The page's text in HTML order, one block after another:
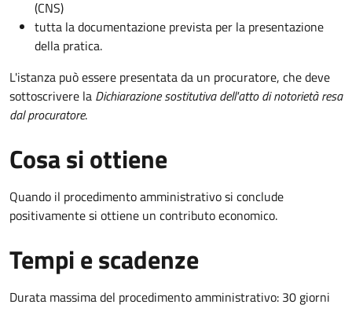
(CNS)
tutta la documentazione prevista per la presentazione
della pratica.
L'istanza può essere presentata da un procuratore, che deve
sottoscrivere la Dichiarazione sostitutiva dell'atto di notorietà resa
dal procuratore.
Cosa si ottiene
Quando il procedimento amministrativo si conclude
positivamente si ottiene un contributo economico.
Tempi e scadenze
Durata massima del procedimento amministrativo: 30 giorni